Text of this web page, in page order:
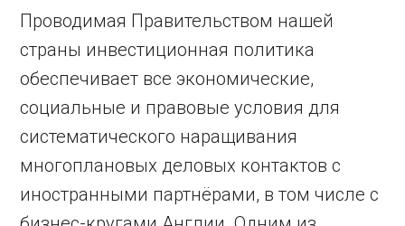
Проводимая Правительством нашей
страны инвестиционная политика
обеспечивает все экономические,
социальные и правовые условия для
систематического наращивания
многоплановых деловых контактов с
иностранными партнёрами, в том числе с